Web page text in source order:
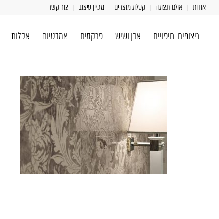
אודות אולם תצוגה קטלוג מוצרים מגזין עיצוב צור קשר
ריצופים וחיפויים אבן ושיש פרקטים אמבטיות אסלות